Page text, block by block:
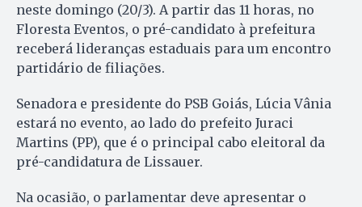
neste domingo (20/3). A partir das 11 horas, no
Floresta Eventos, o pré-candidato à prefeitura
receberá lideranças estaduais para um encontro
partidário de filiações.
Senadora e presidente do PSB Goiás, Lúcia Vânia
estará no evento, ao lado do prefeito Juraci
Martins (PP), que é o principal cabo eleitoral da
pré-candidatura de Lissauer.
Na ocasião, o parlamentar deve apresentar o